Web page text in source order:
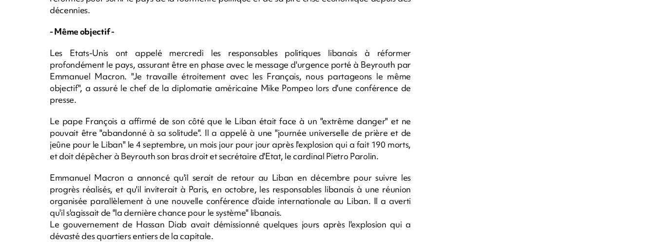
décennies.
- Même objectif -
Les Etats-Unis ont appelé mercredi les responsables politiques libanais à réformer
profondément le pays, assurant être en phase avec le message d'urgence porté à Beyrouth par
Emmanuel Macron. "Je travaille étroitement avec les Français, nous partageons le même
objectif", a assuré le chef de la diplomatie américaine Mike Pompeo lors d'une conférence de
presse.
Le pape François a affirmé de son côté que le Liban était face à un "extrême danger" et ne
pouvait être "abandonné à sa solitude". Il a appelé à une "journée universelle de prière et de
jeûne pour le Liban" le 4 septembre, un mois jour pour jour après l'explosion qui a fait 190 morts,
et doit dépêcher à Beyrouth son bras droit et secrétaire d'Etat, le cardinal Pietro Parolin.
Emmanuel Macron a annoncé qu'il serait de retour au Liban en décembre pour suivre les
progrès réalisés, et qu'il inviterait à Paris, en octobre, les responsables libanais à une réunion
organisée parallèlement à une nouvelle conférence d'aide internationale au Liban. Il a averti
qu'il s'agissait de "la dernière chance pour le système" libanais.
Le gouvernement de Hassan Diab avait démissionné quelques jours après l'explosion qui a
dévasté des quartiers entiers de la capitale.